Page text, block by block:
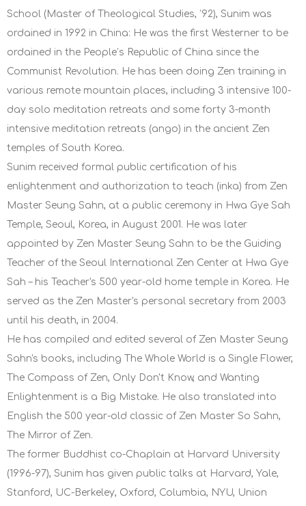
School (Master of Theological Studies, ’92), Sunim was
ordained in 1992 in China: He was the first Westerner to be
ordained in the People’s Republic of China since the
Communist Revolution. He has been doing Zen training in
various remote mountain places, including 3 intensive 100-
day solo meditation retreats and some forty 3-month
intensive meditation retreats (ango) in the ancient Zen
temples of South Korea.
Sunim received formal public certification of his
enlightenment and authorization to teach (inka) from Zen
Master Seung Sahn, at a public ceremony in Hwa Gye Sah
Temple, Seoul, Korea, in August 2001. He was later
appointed by Zen Master Seung Sahn to be the Guiding
Teacher of the Seoul International Zen Center at Hwa Gye
Sah – his Teacher's 500 year-old home temple in Korea. He
served as the Zen Master's personal secretary from 2003
until his death, in 2004.
He has compiled and edited several of Zen Master Seung
Sahn's books, including The Whole World is a Single Flower,
The Compass of Zen, Only Don't Know, and Wanting
Enlightenment is a Big Mistake. He also translated into
English the 500 year-old classic of Zen Master So Sahn,
The Mirror of Zen.
The former Buddhist co-Chaplain at Harvard University
(1996-97), Sunim has given public talks at Harvard, Yale,
Stanford, UC-Berkeley, Oxford, Columbia, NYU, Union